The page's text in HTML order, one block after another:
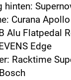
hinten:
Curana
Alu Flatpedal
Edge
Racktime